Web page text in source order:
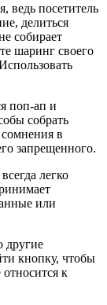
ведь посетитель
делиться
собирает
шаринг своего
поп-ап и
собрать
в
запрещенного.
легко
или
другие
кнопку, чтобы
к